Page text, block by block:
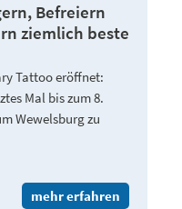
Befreiern
ziemlich beste
Tattoo eröffnet:
Mal bis zum 8.
Wewelsburg zu
mehr erfahren